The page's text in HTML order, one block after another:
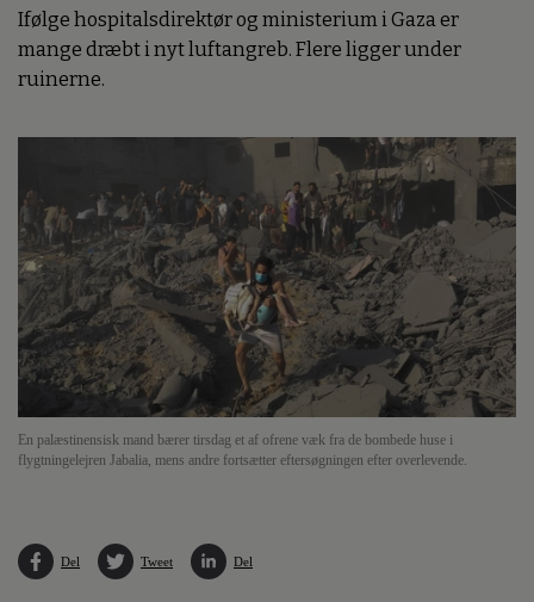
Ifølge hospitalsdirektør og ministerium i Gaza er
mange dræbt i nyt luftangreb. Flere ligger under
ruinerne.
En palæstinensisk mand bærer tirsdag et af ofrene væk fra de bombede huse i
flygtningelejren Jabalia, mens andre fortsætter eftersøgningen efter overlevende.
Del Tweet Del